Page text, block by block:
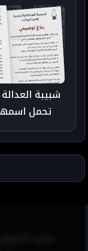
شبيبة
تحمل